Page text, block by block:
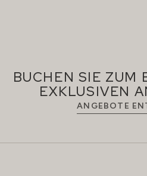
BUCHEN SIE ZUM
EXKLUSIVEN
ANGEBOTE